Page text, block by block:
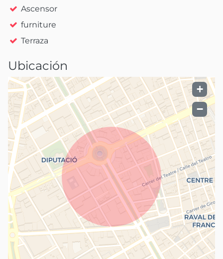
Ascensor
furniture
Terraza
Ubicación
+
−